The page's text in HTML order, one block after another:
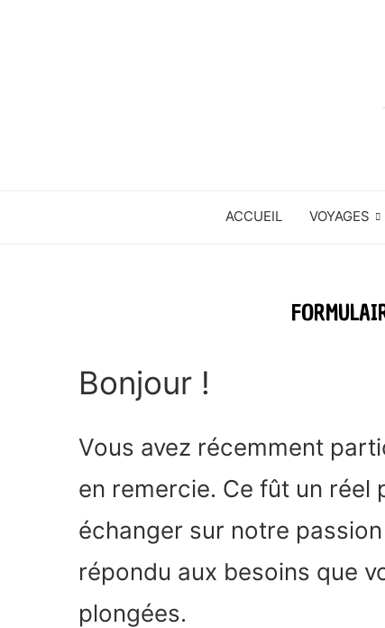
ACCUEIL VOYAGES
Bonjour !
Vous avez récemment
en remercie. Ce fût un
échanger sur notre
répondu aux besoins que
plongées.